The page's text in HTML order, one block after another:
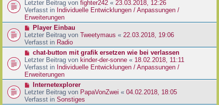
a
g
e
i
t
a
g
e
u
e
r
B
e
i
r
a
g
Letzter Beitrag von fighter242 « 23.03.2018, 12:26
Verfasst in Individuelle Entwicklungen / Anpassungen /
Erweiterungen
N
e
u
e
r
B
e
i
r
a
Player Einbau
Letzter Beitrag von Tweetymaus « 22.03.2018, 19:06
Verfasst in Radio
N
e
u
e
r
B
e
i
chat-button mit grafik ersetzen wie bei verlassen
Letzter Beitrag von kinder-der-sonne « 18.02.2018, 11:11
Verfasst in Individuelle Entwicklungen / Anpassungen /
Erweiterungen
N
e
u
Internetexplorer
Letzter Beitrag von PapaVonZwei « 04.02.2018, 18:05
Verfasst in Sonstiges